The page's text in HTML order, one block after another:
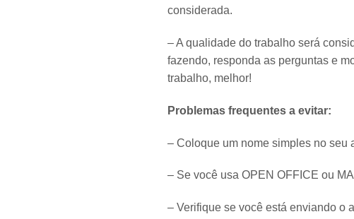
considerada.
– A qualidade do trabalho será
fazendo, responda as perguntas e
trabalho, melhor!
Problemas frequentes a evitar:
– Coloque um nome simples no seu
– Se você usa OPEN OFFICE ou
– Verifique se você está enviando o